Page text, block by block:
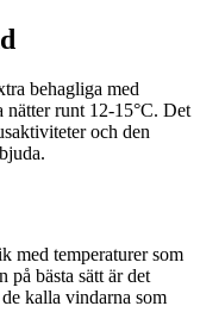
behagliga med
nätter runt 12-15°C. Det
och den
med temperaturer som
på bästa sätt är det
kalla vindarna som